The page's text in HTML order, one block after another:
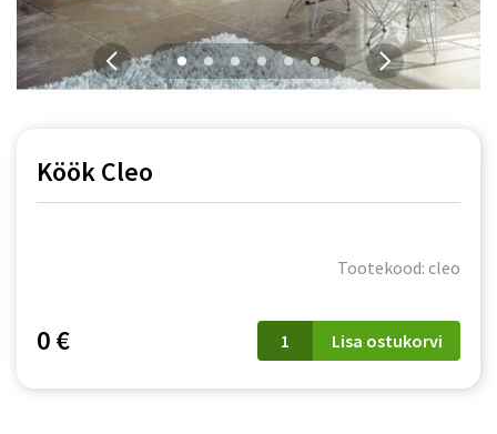
Köök Cleo
Tootekood: cleo
0 €
Köök
Cleo
Lisa ostukorvi